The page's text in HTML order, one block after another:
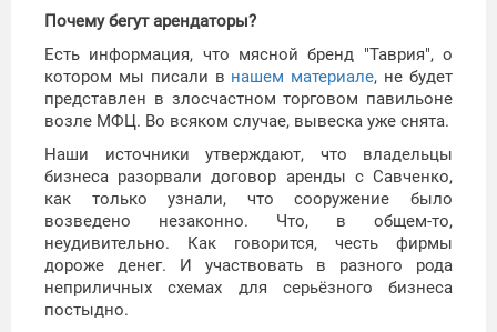
Почему бегут арендаторы?
Есть информация, что мясной бренд "Таврия", о
котором мы писали в нашем материале, не будет
представлен в злосчастном торговом павильоне
возле МФЦ. Во всяком случае, вывеска уже снята.
Наши источники утверждают, что владельцы
бизнеса разорвали договор аренды с Савченко,
как только узнали, что сооружение было
возведено незаконно. Что, в общем-то,
неудивительно. Как говорится, честь фирмы
дороже денег. И участвовать в разного рода
неприличных схемах для серьёзного бизнеса
постыдно.